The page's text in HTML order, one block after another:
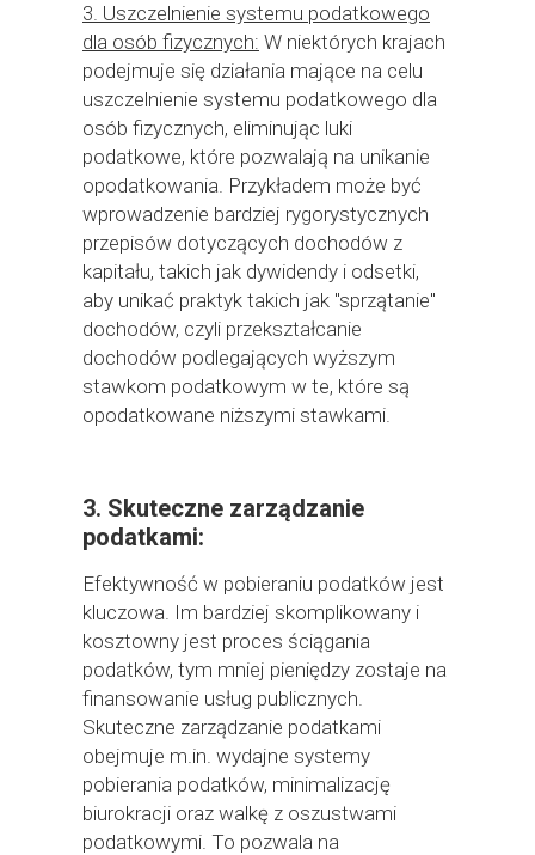
3. Uszczelnienie systemu podatkowego
dla osób fizycznych: W niektórych krajach
podejmuje się działania mające na celu
uszczelnienie systemu podatkowego dla
osób fizycznych, eliminując luki
podatkowe, które pozwalają na unikanie
opodatkowania. Przykładem może być
wprowadzenie bardziej rygorystycznych
przepisów dotyczących dochodów z
kapitału, takich jak dywidendy i odsetki,
aby unikać praktyk takich jak "sprzątanie"
dochodów, czyli przekształcanie
dochodów podlegających wyższym
stawkom podatkowym w te, które są
opodatkowane niższymi stawkami.
3. Skuteczne zarządzanie
podatkami:
Efektywność w pobieraniu podatków jest
kluczowa. Im bardziej skomplikowany i
kosztowny jest proces ściągania
podatków, tym mniej pieniędzy zostaje na
finansowanie usług publicznych.
Skuteczne zarządzanie podatkami
obejmuje m.in. wydajne systemy
pobierania podatków, minimalizację
biurokracji oraz walkę z oszustwami
podatkowymi. To pozwala na